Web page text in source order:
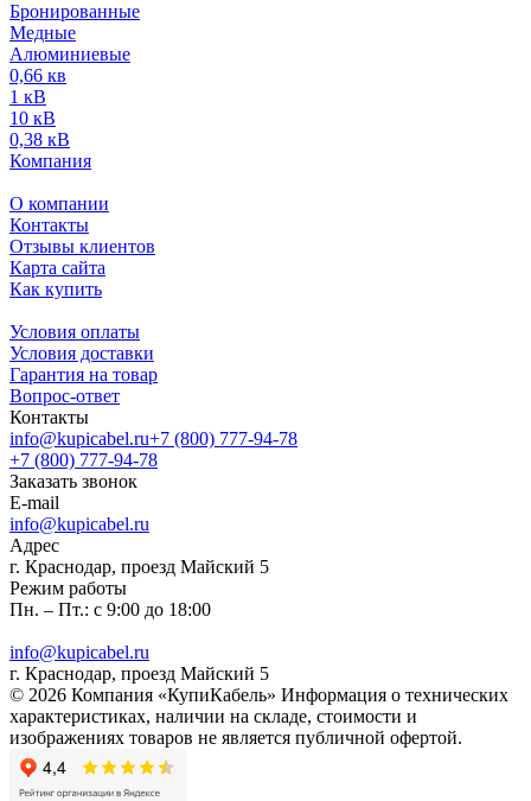
Бронированные
Медные
Алюминиевые
0,66 кв
1 кВ
10 кВ
0,38 кВ
Компания
О компании
Контакты
Отзывы клиентов
Карта сайта
Как купить
Условия оплаты
Условия доставки
Гарантия на товар
Вопрос-ответ
Контакты
info@kupicabel.ru+7 (800) 777-94-78
+7 (800) 777-94-78
Заказать звонок
E-mail
info@kupicabel.ru
Адрес
г. Краснодар, проезд Майский 5
Режим работы
Пн. – Пт.: с 9:00 до 18:00
info@kupicabel.ru
г. Краснодар, проезд Майский 5
© 2026 Компания «КупиКабель» Информация о технических
характеристиках, наличии на складе, стоимости и
изображениях товаров не является публичной офертой.